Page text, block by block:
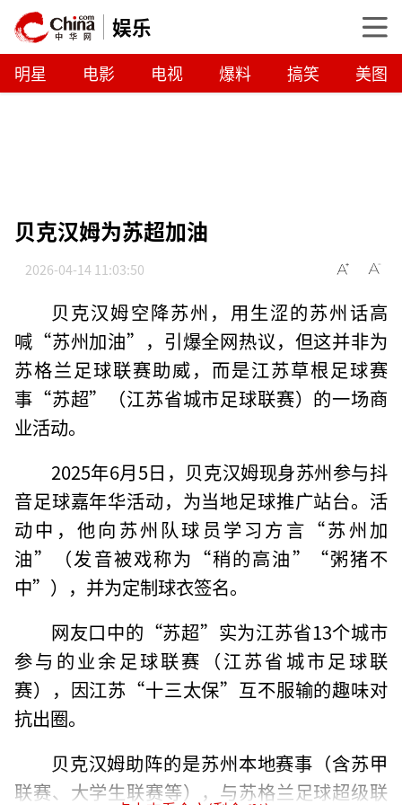
娱乐
明星 电影 电视 爆料 搞笑 美图
贝克汉姆为苏超加油
2026-04-14 11:03:50
贝克汉姆空降苏州，用生涩的苏州话高
喊“苏州加油”，引爆全网热议，但这并非为
苏格兰足球联赛助威，而是江苏草根足球赛
事“苏超”（江苏省城市足球联赛）的一场商
业活动。
2025年6月5日，贝克汉姆现身苏州参与抖
音足球嘉年华活动，为当地足球推广站台。活
动中，他向苏州队球员学习方言“苏州加
油”（发音被戏称为“稍的高油”“粥猪不
中”），并为定制球衣签名。
网友口中的“苏超”实为江苏省13个城市
参与的业余足球联赛（江苏省城市足球联
赛），因江苏“十三太保”互不服输的趣味对
抗出圈。
贝克汉姆助阵的是苏州本地赛事（含苏甲
联赛、大学生联赛等），与苏格兰足球超级联